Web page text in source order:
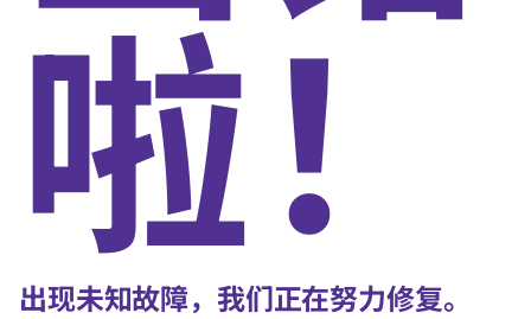
啦！
出现未知故障，我们正在努力修复。